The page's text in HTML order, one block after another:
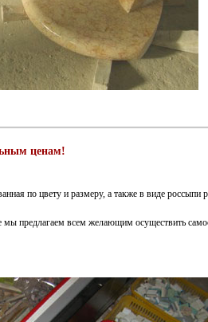
ценам!
по цвету и размеру, а также в виде россыпи
мы предлагаем всем желающим осуществить